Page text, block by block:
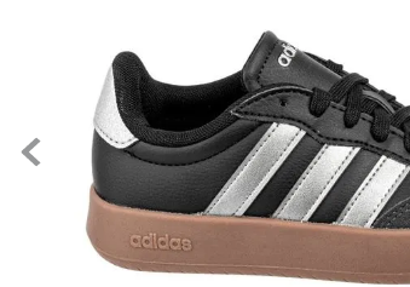
beige
zapatos
zapatillas mujer